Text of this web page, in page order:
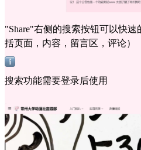
"Share"右侧的搜索按钮可以快
括页面，内容，留言区，评论）
搜索功能需要登录后使用